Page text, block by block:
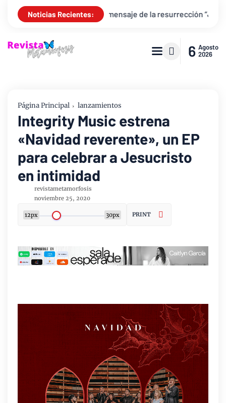
Noticias Recientes:
el mensaje de la resurrección “Juan 20 + Por Siempre”
6 Agosto
2026
Página Principal lanzamientos
Integrity Music estrena
«Navidad reverente», un EP
para celebrar a Jesucristo
en intimidad
revistametamorfosis
noviembre 25, 2020
12px 30px PRINT